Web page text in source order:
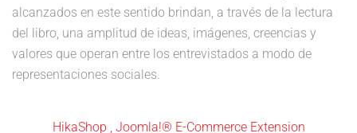
alcanzados en este sentido brindan, a través de la lectura
del libro, una amplitud de ideas, imágenes, creencias y
valores que operan entre los entrevistados a modo de
representaciones sociales.
HikaShop , Joomla!® E-Commerce Extension